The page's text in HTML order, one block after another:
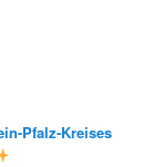
Pfalz-Kreises